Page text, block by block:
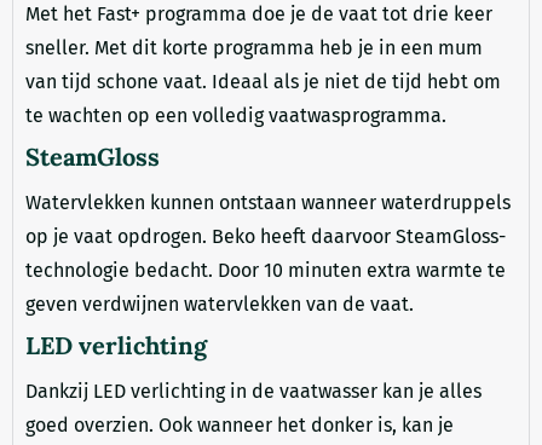
Met het Fast+ programma doe je de vaat tot drie keer
sneller. Met dit korte programma heb je in een mum
van tijd schone vaat. Ideaal als je niet de tijd hebt om
te wachten op een volledig vaatwasprogramma.
SteamGloss
Watervlekken kunnen ontstaan wanneer waterdruppels
op je vaat opdrogen. Beko heeft daarvoor SteamGloss-
technologie bedacht. Door 10 minuten extra warmte te
geven verdwijnen watervlekken van de vaat.
LED verlichting
Dankzij LED verlichting in de vaatwasser kan je alles
goed overzien. Ook wanneer het donker is, kan je